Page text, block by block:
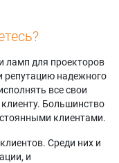
ламп для проекторов
репутацию надежного
все свои
клиенту. Большинство
клиентами.
Среди них и
и